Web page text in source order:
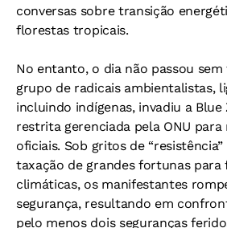
conversas sobre transição
florestas tropicais.
No entanto, o dia não passou
grupo de radicais ambientalistas,
incluindo indígenas, invadiu a Blue
restrita gerenciada pela ONU para
oficiais. Sob gritos de
taxação de grandes fortunas para
climáticas, os manifestantes
segurança, resultando em
pelo menos dois seguranças